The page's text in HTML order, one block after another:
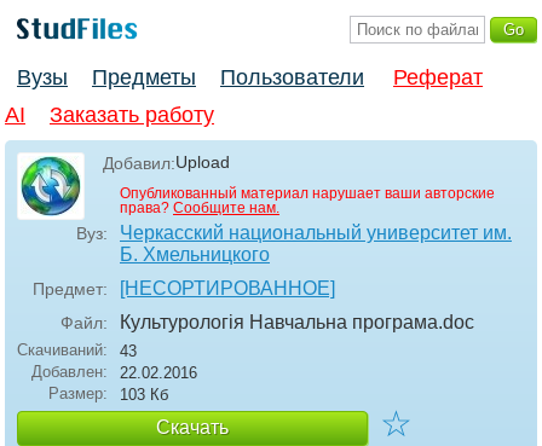
Вузы Предметы Пользователи
Реферат
AI
Заказать работу
Добавил:Upload
Опубликованный материал нарушает ваши авторские
права? Сообщите нам.
Вуз:
Черкасский национальный университет им.
Б. Хмельницкого
Предмет: [НЕСОРТИРОВАННОЕ]
Файл: Культурологія Навчальна програма.doc
Скачиваний:
43
Добавлен:
22.02.2016
Размер:
103 Кб
Скачать ☆